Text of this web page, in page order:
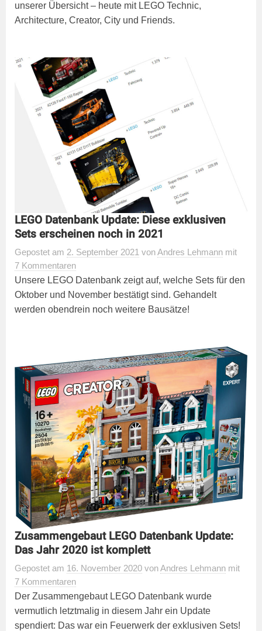
unserer Übersicht – heute mit LEGO Technic,
Architecture, Creator, City und Friends.
LEGO Datenbank Update: Diese exklusiven
Sets erscheinen noch in 2021
Gepostet am 2. September 2021 vonAndres Lehmann mit
7 Kommentaren
Unsere LEGO Datenbank zeigt auf, welche Sets für den
Oktober und November bestätigt sind. Gehandelt
werden obendrein noch weitere Bausätze!
Zusammengebaut LEGO Datenbank Update:
Das Jahr 2020 ist komplett
Gepostet am 16. November 2020 vonAndres Lehmann mit
7 Kommentaren
Der Zusammengebaut LEGO Datenbank wurde
vermutlich letztmalig in diesem Jahr ein Update
spendiert: Das war ein Feuerwerk der exklusiven Sets!